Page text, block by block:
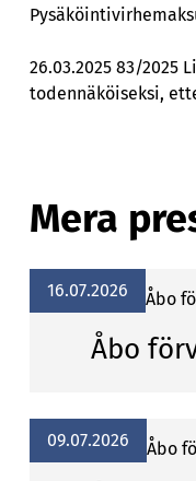
26.03.2025 83/
todennäköiseksi,
Mera
16.07.2026 Åbo
Åbo
09.07.2026 Åbo